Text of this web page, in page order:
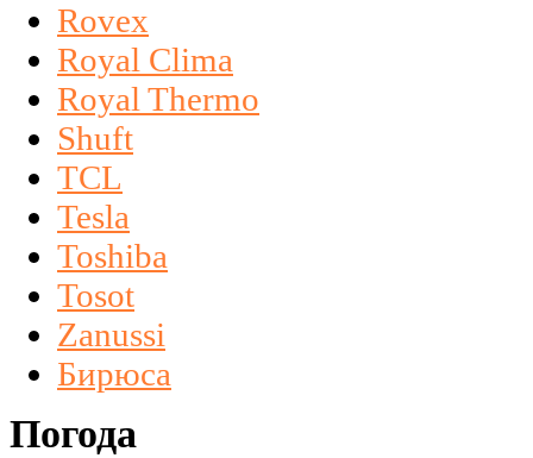
Rovex
Royal Clima
Royal Thermo
Shuft
TCL
Tesla
Toshiba
Tosot
Zanussi
Бирюса
Погода